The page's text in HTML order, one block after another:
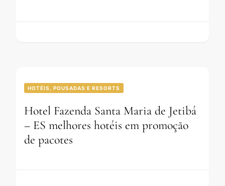
HOTÉIS, POUSADAS E RESORTS
Hotel Fazenda Santa Maria de Jetibá
– ES melhores hotéis em promoção
de pacotes